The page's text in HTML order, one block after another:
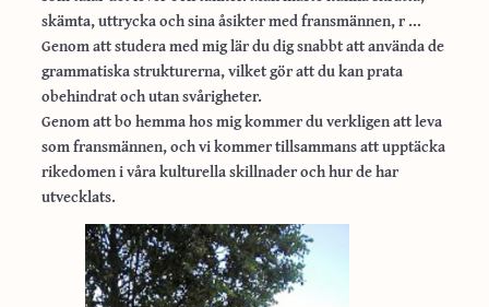
skämta, uttrycka och sina åsikter med fransmännen, r …
Genom att studera med mig lär du dig snabbt att använda de
grammatiska strukturerna, vilket gör att du kan prata
obehindrat och utan svårigheter.
Genom att bo hemma hos mig kommer du verkligen att leva
som fransmännen, och vi kommer tillsammans att upptäcka
rikedomen i våra kulturella skillnader och hur de har
utvecklats.